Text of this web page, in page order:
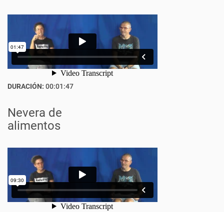
DURACIÓN: 00:01:47
Nevera de
alimentos